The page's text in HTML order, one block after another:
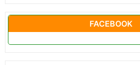
FACEBOOK